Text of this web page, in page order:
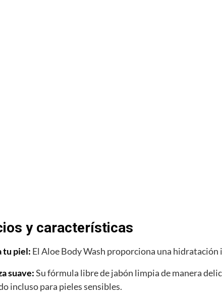
y características
tu piel: El Aloe Body Wash proporciona una
suave:Su fórmula libre de jabón limpia de manera
incluso para pieles sensibles.